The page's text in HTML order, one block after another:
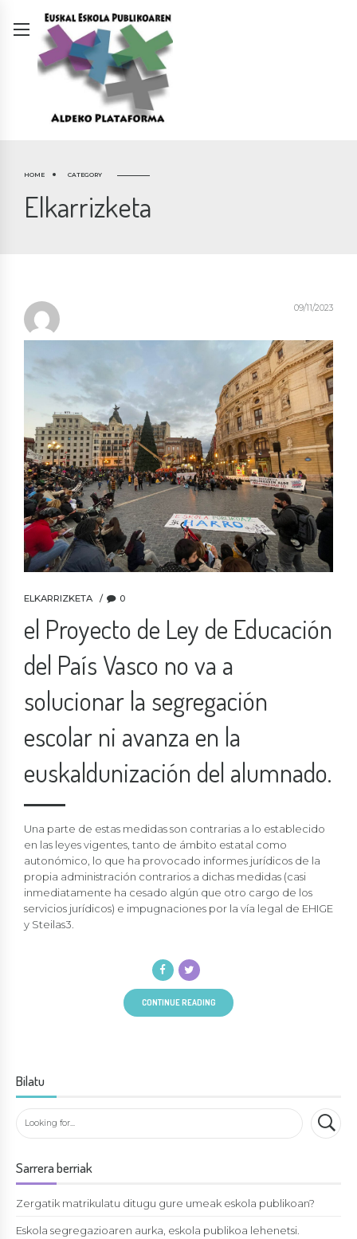
HOME CATEGORY
Elkarrizketa
09/11/2023
ELKARRIZKETA 0
el Proyecto de Ley de Educación
del País Vasco no va a
solucionar la segregación
escolar ni avanza en la
euskaldunización del alumnado.
Una parte de estas medidas son contrarias a lo establecido
en las leyes vigentes, tanto de ámbito estatal como
autonómico, lo que ha provocado informes jurídicos de la
propia administración contrarios a dichas medidas (casi
inmediatamente ha cesado algún que otro cargo de los
servicios jurídicos) e impugnaciones por la vía legal de EHIGE
y Steilas3.
CONTINUE READING
Bilatu
Sarrera berriak
Zergatik matrikulatu ditugu gure umeak eskola publikoan?
Eskola segregazioaren aurka, eskola publikoa lehenetsi.